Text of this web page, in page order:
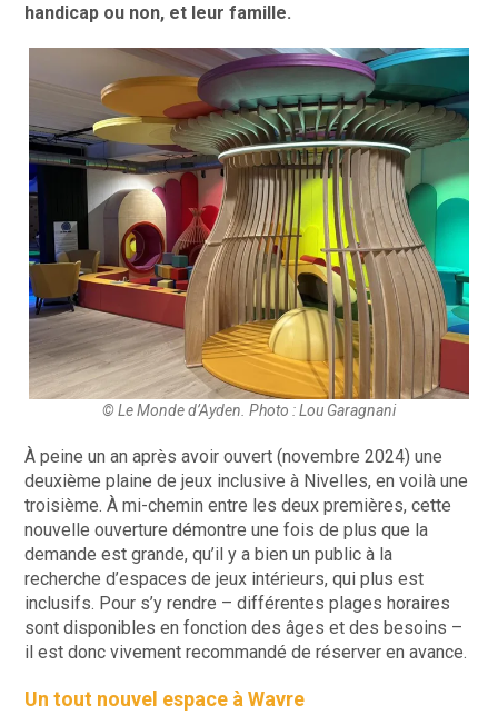
handicap ou non, et leur famille.
© Le Monde d’Ayden. Photo : Lou Garagnani
À peine un an après avoir ouvert (novembre 2024) une
deuxième plaine de jeux inclusive à Nivelles, en voilà une
troisième. À mi-chemin entre les deux premières, cette
nouvelle ouverture démontre une fois de plus que la
demande est grande, qu’il y a bien un public à la
recherche d’espaces de jeux intérieurs, qui plus est
inclusifs. Pour s’y rendre – différentes plages horaires
sont disponibles en fonction des âges et des besoins –
il est donc vivement recommandé de réserver en avance.
Un tout nouvel espace à Wavre